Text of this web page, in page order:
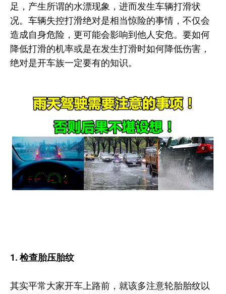
足，产生所谓的水漂现象，进而发生车辆打滑状
况。车辆失控打滑绝对是相当惊险的事情，不仅会
造成自身危险，更可能会影响到他人安危。要如何
降低打滑的机率或是在发生打滑时如何降低伤害，
绝对是开车族一定要有的知识。
1. 检查胎压胎纹
其实平常大家开车上路前，就该多注意轮胎胎纹以